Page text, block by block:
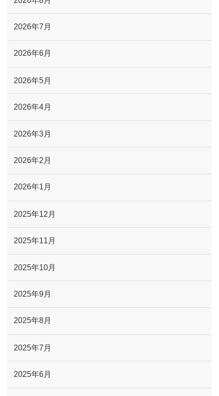
2026年7月
2026年6月
2026年5月
2026年4月
2026年3月
2026年2月
2026年1月
2025年12月
2025年11月
2025年10月
2025年9月
2025年8月
2025年7月
2025年6月